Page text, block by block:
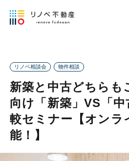
リノベ相談会 物件相談
新築と中古どちらも
向け「新築」VS「
較セミナー【オンラ
能！】